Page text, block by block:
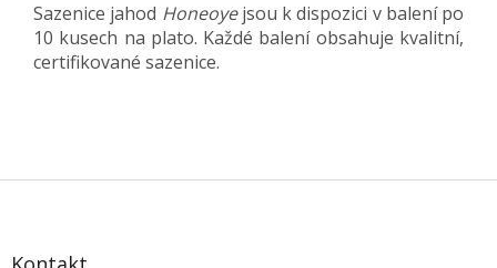
Sazenice jahod Honeoyejsou k dispozici v balení po
10 kusech na plato. Každé balení obsahuje kvalitní,
certifikované sazenice.
Z